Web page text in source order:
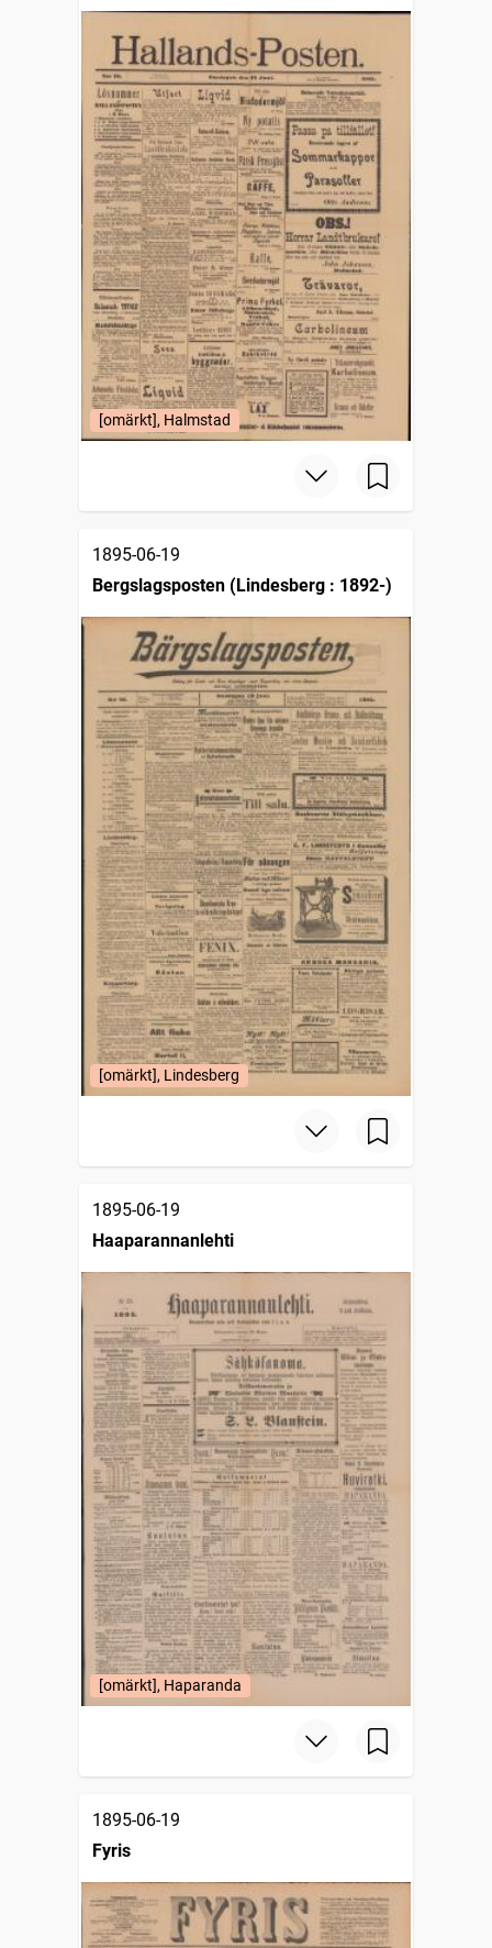
[omärkt], Halmstad
1895-06-19
Bergslagsposten (Lindesberg : 1892-)
[omärkt], Lindesberg
1895-06-19
Haaparannanlehti
[omärkt], Haparanda
1895-06-19
Fyris